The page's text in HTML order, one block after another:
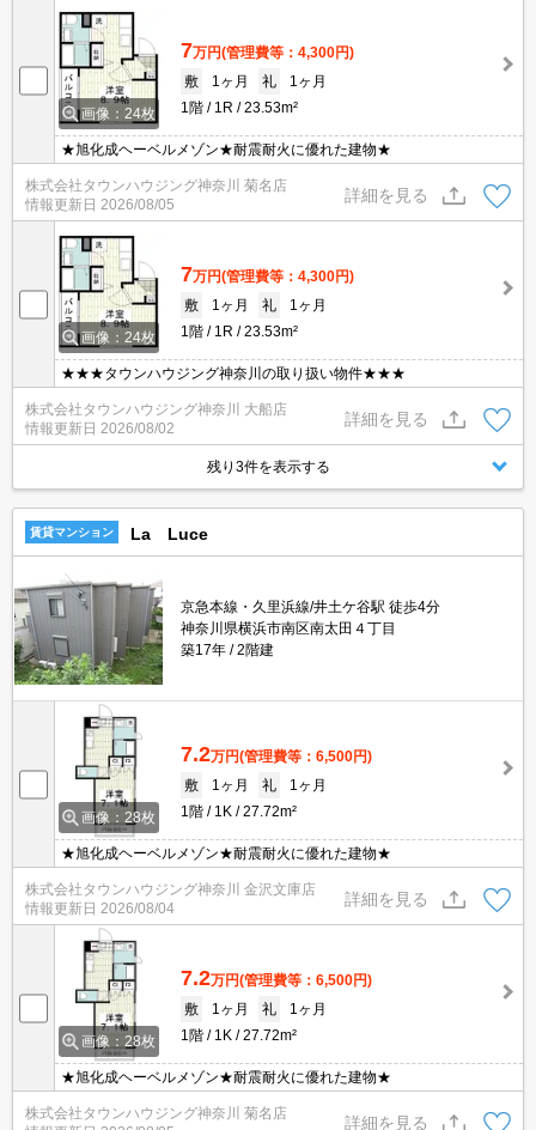
画像：24枚
7万円(管理費等：4,300円)
敷
1ヶ月 礼
1ヶ月
1階
1R 23.53m²
★旭化成ヘーベルメゾン★耐震耐火に優れた建物★
株式会社タウンハウジング神奈川 菊名店
情報更新日 2026/08/05
詳細を見る
画像：24枚
7万円(管理費等：4,300円)
敷
1ヶ月 礼
1ヶ月
1階
1R 23.53m²
★★★タウンハウジング神奈川の取り扱い物件★★★
株式会社タウンハウジング神奈川 大船店
情報更新日 2026/08/02
詳細を見る
残り3件を表示する
賃貸マンション La Luce
京急本線・久里浜線/井土ケ谷駅 徒歩4分
神奈川県横浜市南区南太田４丁目
築17年
2階建
画像：28枚
7.2万円(管理費等：6,500円)
敷
1ヶ月 礼
1ヶ月
1階
1K 27.72m²
★旭化成ヘーベルメゾン★耐震耐火に優れた建物★
株式会社タウンハウジング神奈川 金沢文庫店
情報更新日 2026/08/04
詳細を見る
画像：28枚
7.2万円(管理費等：6,500円)
敷
1ヶ月 礼
1ヶ月
1階
1K 27.72m²
★旭化成ヘーベルメゾン★耐震耐火に優れた建物★
株式会社タウンハウジング神奈川 菊名店
詳細を見る